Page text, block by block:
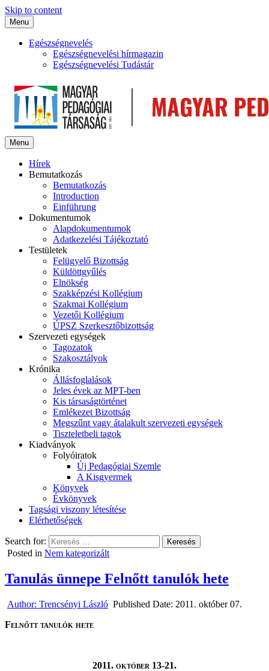
Skip to content
Menu
Egészségnevelés
Egészségnevelési hírmagazin
Egészségnevelési Tudástár
Menu
Hírek
Bemutatkozás
Bemutatkozás
Introduction
Einführung
Dokumentumok
Alapdokumentumok
Adatkezelési Tájékoztató
Testületek
Felügyelő Bizottság
Küldöttgyűlés
Elnökség
Szakképzési Kollégium
Szakmai Kollégium
Vezetői Kollégium
ÚPSZ Szerkesztőbizottság
Szervezeti egységek
Tagozatok
Szakosztályok
Krónika
Állásfoglalások
Jeles évek az MPT-ben
Kis társaságtörténet
Emlékezet Bizottság
Megszűnt vagy átalakult szervezeti egységek
Tiszteletbeli tagok
Kiadványok
Folyóiratok
Új Pedagógiai Szemle
A Kisgyermek
Könyvek
Évkönyvek
Tagsági viszony létesítése
Elérhetőségek
Search for:
Posted in Nem kategorizált
Tanulás ünnepe Felnőtt tanulók hete
Author: Trencsényi László Published Date: 2011. október 07.
Felnőtt tanulók hete
2011. október 13-21.